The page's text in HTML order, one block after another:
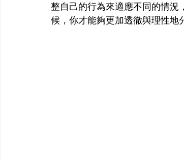
整自己的行為來適應不同的情況
候，你才能夠更加透徹與理性地